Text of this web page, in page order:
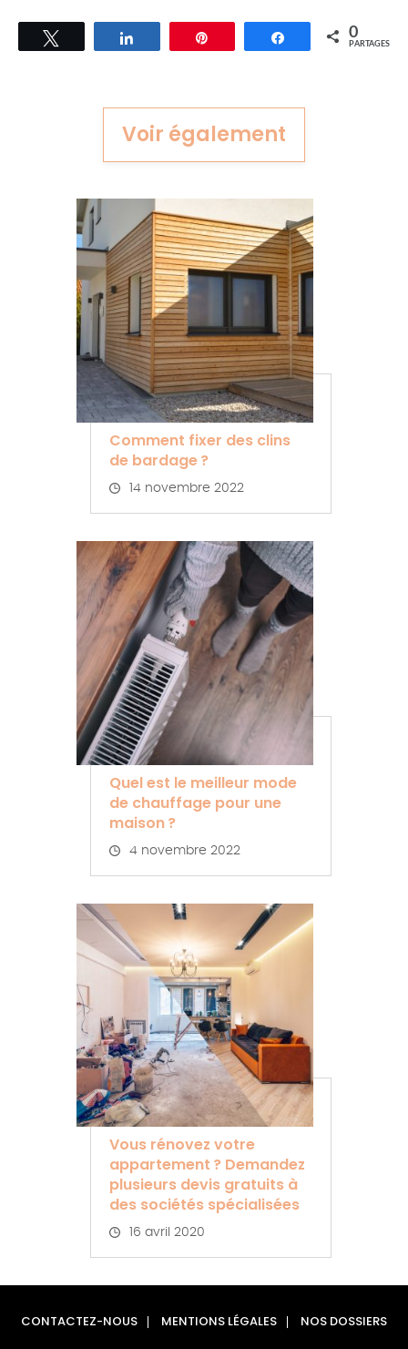
Partagez 0
PARTAGES
Voir également
Comment fixer des clins
de bardage ?
14 novembre 2022
Quel est le meilleur mode
de chauffage pour une
maison ?
4 novembre 2022
Vous rénovez votre
appartement ? Demandez
plusieurs devis gratuits à
des sociétés spécialisées
16 avril 2020
CONTACTEZ-NOUS MENTIONS LÉGALES NOS DOSSIERS